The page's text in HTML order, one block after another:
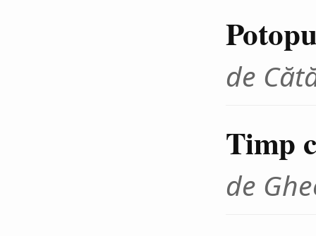
de
Timp
de